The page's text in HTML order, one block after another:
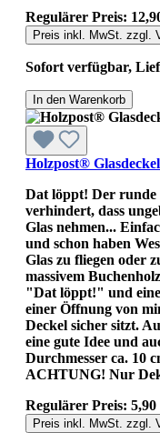
Regulärer Preis:
Preis inkl. MwSt. zzgl.
Sofort verfügbar,
In den Warenkorb
Holzpost®
Dat löppt! Der runde
verhindert, dass
Glas nehmen...
und schon haben
Glas zu fliegen oder
massivem
"Dat löppt!" und
einer Öffnung von
Deckel sicher sitzt.
eine gute Idee und
Durchmesser ca. 10
ACHTUNG! Nur
Regulärer Preis: 5,90
Preis inkl. MwSt. zzgl.